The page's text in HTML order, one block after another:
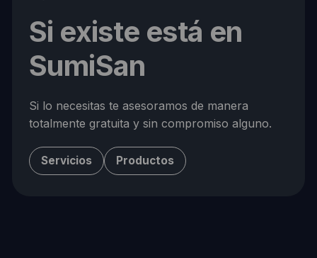
Si existe está en
SumiSan
Si lo necesitas te asesoramos de manera
totalmente gratuita y sin compromiso alguno.
Servicios Productos